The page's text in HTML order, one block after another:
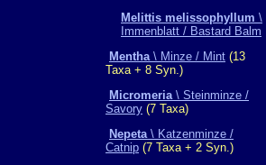
Melittis melissophyllum \
Immenblatt / Bastard Balm
Mentha\ Minze / Mint (13
Taxa + 8 Syn.)
Micromeria\ Steinminze /
Savory (7 Taxa)
Nepeta\ Katzenminze /
Catnip (7 Taxa + 2 Syn.)